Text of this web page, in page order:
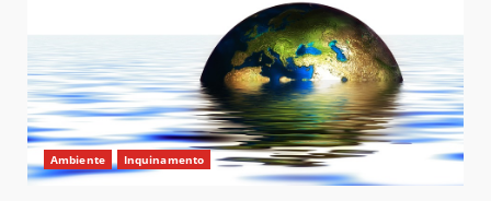
Ambiente Inquinamento